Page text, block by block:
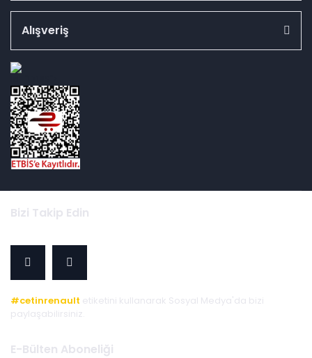
Alışveriş
Bizi Takip Edin
#cetinrenault etiketini kullanarak Sosyal Medya'da bizi
paylaşabilirsiniz.
E-Bülten Aboneliği